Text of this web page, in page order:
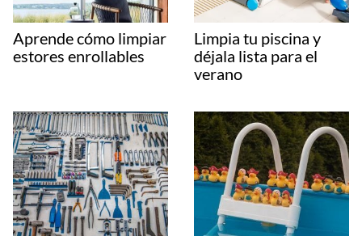
Aprende cómo limpiar
estores enrollables
Limpia tu piscina y
déjala lista para el
verano